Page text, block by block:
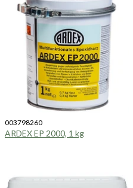
003798260
ARDEX EP 2000, 1 kg